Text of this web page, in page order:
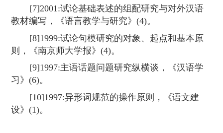
[7]2001:试论基础表述的组配研究与对外汉语
教材编写，《语言教学与研究》 (4)。
[8]1999:试论句模研究的对象、起点和基本原
则，《南京师大学报》 (4)。
[9]1997:主语话题问题研究纵横谈，《汉语学
习》 (6)。
[10]1997:异形词规范的操作原则，《语文建
设》 (1)。